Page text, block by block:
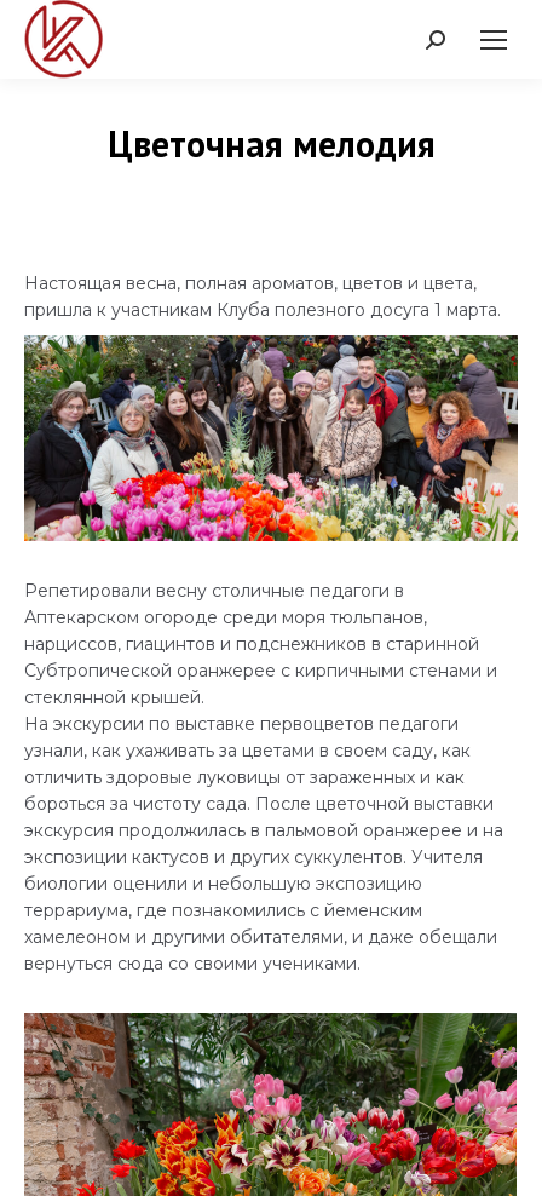
Поиск:
Цветочная мелодия
Настоящая весна, полная ароматов, цветов и цвета,
пришла к участникам Клуба полезного досуга 1 марта.
Репетировали весну столичные педагоги в
Аптекарском огороде среди моря тюльпанов,
нарциссов, гиацинтов и подснежников в старинной
Субтропической оранжерее с кирпичными стенами и
стеклянной крышей.
На экскурсии по выставке первоцветов педагоги
узнали, как ухаживать за цветами в своем саду, как
отличить здоровые луковицы от зараженных и как
бороться за чистоту сада. После цветочной выставки
экскурсия продолжилась в пальмовой оранжерее и на
экспозиции кактусов и других суккулентов. Учителя
биологии оценили и небольшую экспозицию
террариума, где познакомились с йеменским
хамелеоном и другими обитателями, и даже обещали
вернуться сюда со своими учениками.